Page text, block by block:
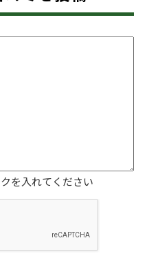
を入れてください